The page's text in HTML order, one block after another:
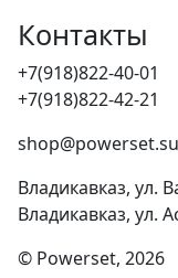
Контакты
+7(918)822-40-01
+7(918)822-42-21
shop@powerset.su
Владикавказ, ул.
Владикавказ, ул.
© Powerset, 2026